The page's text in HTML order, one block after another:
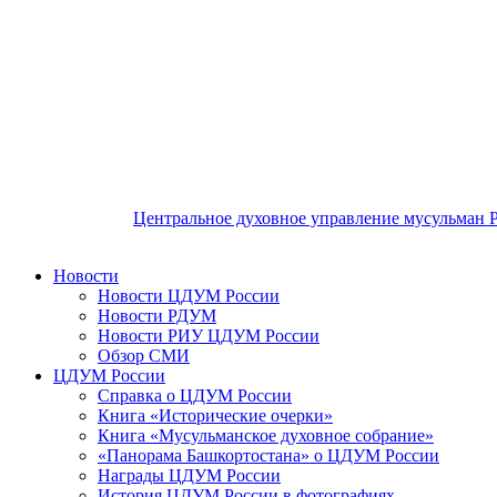
Центральное духовное управление мусульман
Новости
Новости ЦДУМ России
Новости РДУМ
Новости РИУ ЦДУМ России
Обзор СМИ
ЦДУМ России
Справка о ЦДУМ России
Книга «Исторические очерки»
Книга «Мусульманское духовное собрание»
«Панорама Башкортостана» о ЦДУМ России
Награды ЦДУМ России